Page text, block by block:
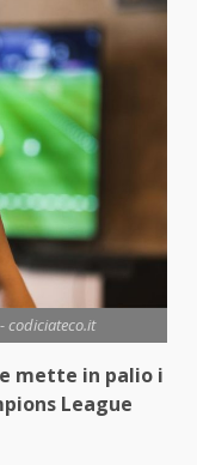
codiciateco.it
mette in palio i
League